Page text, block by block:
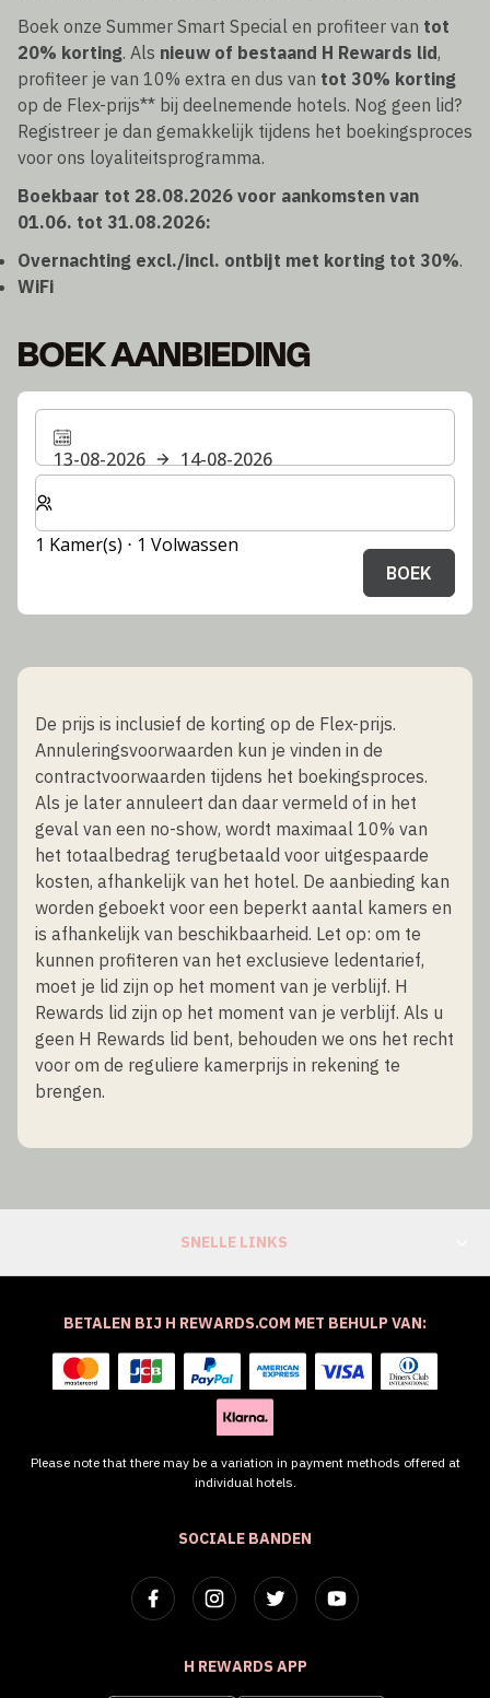
Boek onze Summer Smart Special en profiteer van tot
20% korting. Als nieuw of bestaand H Rewards lid,
profiteer je van 10% extra en dus van tot 30% korting
op de Flex-prijs** bij deelnemende hotels. Nog geen lid?
Registreer je dan gemakkelijk tijdens het boekingsproces
voor ons loyaliteitsprogramma.
Boekbaar tot 28.08.2026 voor aankomsten van
01.06. tot 31.08.2026:
Overnachting excl./incl. ontbijt met korting tot 30%.
WiFi
BOEK AANBIEDING
13-08-2026
14-08-2026
Selecteer het aantal kamers en gasten voor je verblijf
1 Kamer(s) ⋅ 1 Volwassen
BOEK
De prijs is inclusief de korting op de Flex-prijs.
Annuleringsvoorwaarden kun je vinden in de
contractvoorwaarden tijdens het boekingsproces.
Als je later annuleert dan daar vermeld of in het
geval van een no-show, wordt maximaal 10% van
het totaalbedrag terugbetaald voor uitgespaarde
kosten, afhankelijk van het hotel. De aanbieding kan
worden geboekt voor een beperkt aantal kamers en
is afhankelijk van beschikbaarheid. Let op: om te
kunnen profiteren van het exclusieve ledentarief,
moet je lid zijn op het moment van je verblijf. H
Rewards lid zijn op het moment van je verblijf. Als u
geen H Rewards lid bent, behouden we ons het recht
voor om de reguliere kamerprijs in rekening te
brengen.
SNELLE LINKS
SOCIALE BANDEN
H REWARDS APP
BETALEN BIJ H REWARDS.COM MET BEHULP VAN:
Please note that there may be a variation in payment methods offered at
individual hotels.